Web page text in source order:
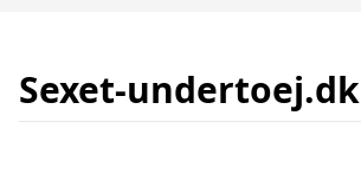
Sexet-undertoej.dk